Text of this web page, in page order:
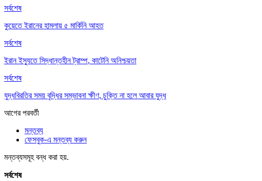
সর্বশেষ
কুয়েতে ইরানের হামলায় ৫ মার্কিনি আহত
সর্বশেষ
ইরান ইস্যুতে সিদ্ধান্তহীন ট্রাম্প, কাটেনি অনিশ্চয়তা
সর্বশেষ
যুদ্ধবিরতির সময় বৃদ্ধির সম্ভাবনা ক্ষীণ, চুক্তি না হলে আবার যুদ্ধ
আগেরপরবর্তী
মন্তব্য
ফেসবুক-এ মন্তব্য করুন
মন্তব্যসমূহ বন্ধ করা হয়.
সর্বশেষ